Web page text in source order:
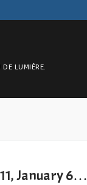
LUMIÈRE.
January 6…